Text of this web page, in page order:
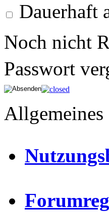
Dauerhaft
Noch nicht
Passwort
Allgemeines